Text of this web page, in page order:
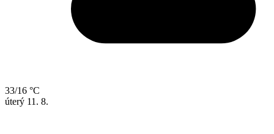
33/16 °C
úterý 11. 8.